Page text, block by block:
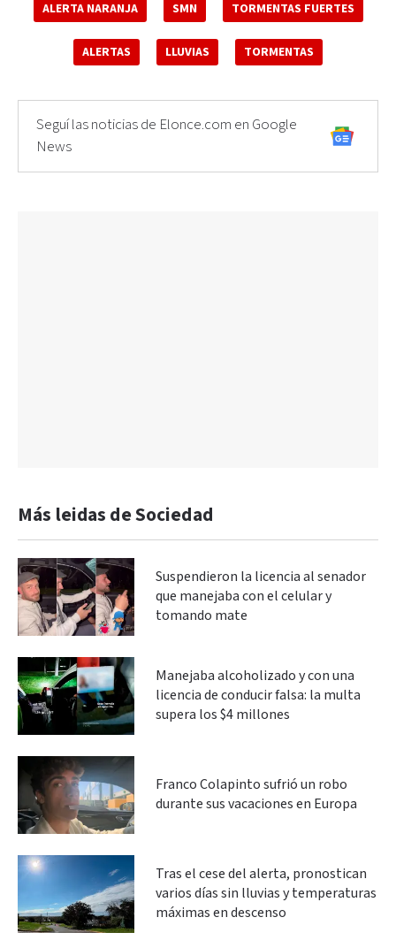
ALERTA NARANJA SMN TORMENTAS FUERTES
ALERTAS LLUVIAS TORMENTAS
Seguí las noticias de Elonce.com en Google
News
Más leidas de Sociedad
Suspendieron la licencia al senador
que manejaba con el celular y
tomando mate
Manejaba alcoholizado y con una
licencia de conducir falsa: la multa
supera los $4 millones
Franco Colapinto sufrió un robo
durante sus vacaciones en Europa
Tras el cese del alerta, pronostican
varios días sin lluvias y temperaturas
máximas en descenso